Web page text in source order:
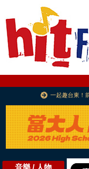
一起趣台東！
音樂 / 人物